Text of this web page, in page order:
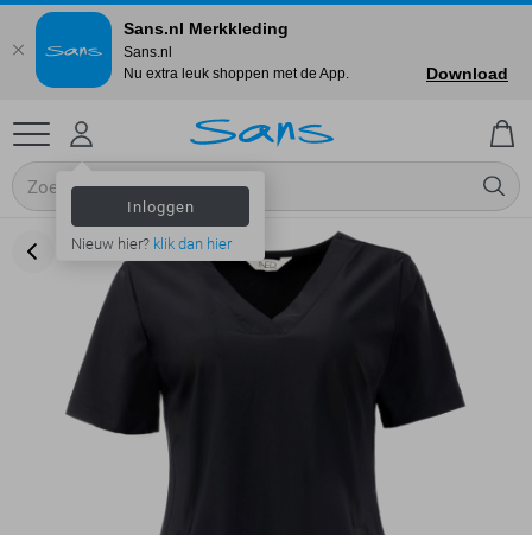
Inloggen
Nieuw hier? klik dan hier
Sans.nl Merkkleding
Sans.nl
Nu extra leuk shoppen met de App.
Download